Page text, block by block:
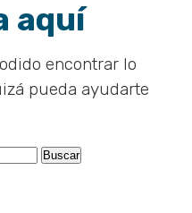
aquí
encontrar lo
pueda ayudarte